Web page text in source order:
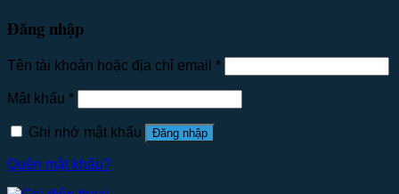
Đăng nhập
Tên tài khoản hoặc địa chỉ email *
Mật khẩu *
Ghi nhớ mật khẩu Đăng nhập
Quên mật khẩu?